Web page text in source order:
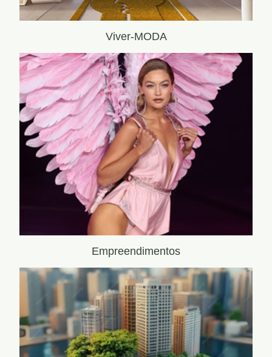
Viver-MODA
Empreendimentos